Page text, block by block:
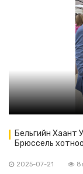
Бельгийн Хаант
Брюссель хотноо
уулзалт хийлээ.
2025-07-21